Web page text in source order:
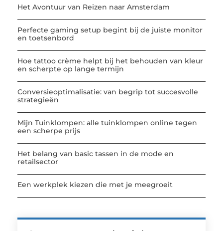
Het Avontuur van Reizen naar Amsterdam
Perfecte gaming setup begint bij de juiste monitor
en toetsenbord
Hoe tattoo crème helpt bij het behouden van kleur
en scherpte op lange termijn
Conversieoptimalisatie: van begrip tot succesvolle
strategieën
Mijn Tuinklompen: alle tuinklompen online tegen
een scherpe prijs
Het belang van basic tassen in de mode en
retailsector
Een werkplek kiezen die met je meegroeit